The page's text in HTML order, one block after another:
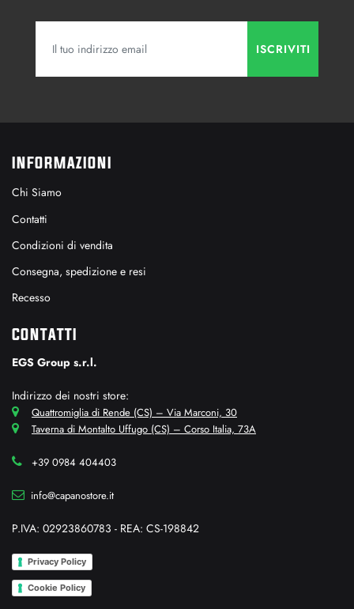
INFORMAZIONI
Chi Siamo
Contatti
Condizioni di vendita
Consegna, spedizione e resi
Recesso
CONTATTI
EGS Group s.r.l.
Indirizzo dei nostri store:
Quattromiglia di Rende (CS) – Via Marconi, 30
Taverna di Montalto Uffugo (CS) – Corso Italia, 73A
+39 0984 404403
info@capanostore.it
P.IVA: 02923860783 - REA: CS-198842
Privacy Policy
Cookie Policy